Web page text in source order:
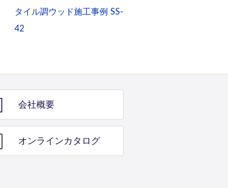
タイル調ウッド施工事例 SS-
42
会社概要
オンライン カタログ